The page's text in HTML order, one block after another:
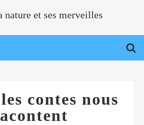
nature et ses merveilles
contes nous